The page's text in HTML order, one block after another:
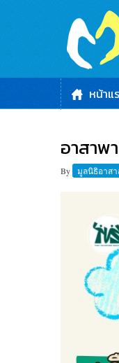
หน้าแ
อาสาพ
By มูลนิธิอาส